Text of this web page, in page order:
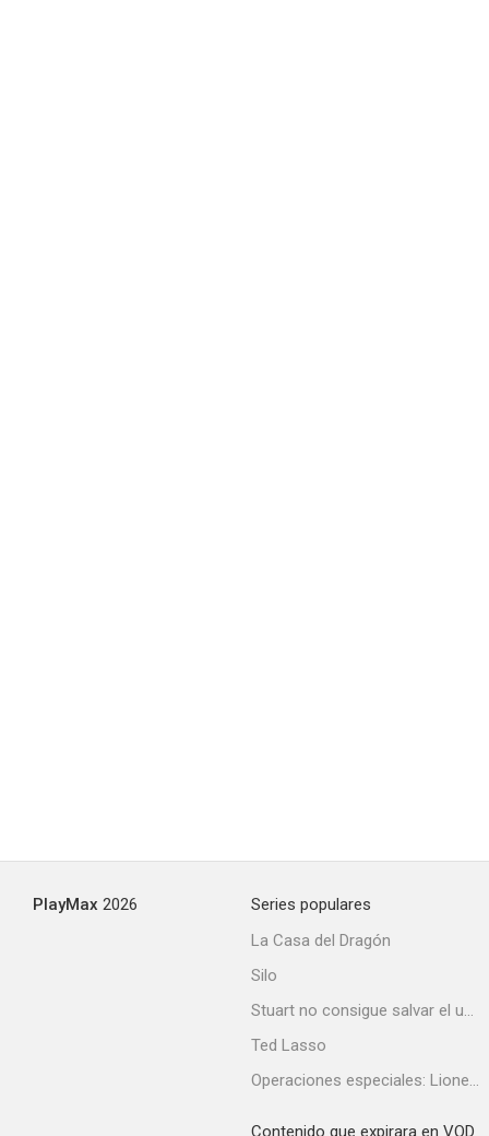
PlayMax 2026
Series populares
La Casa del Dragón
Silo
Stuart no consigue salvar el universo
Ted Lasso
Operaciones especiales: Lioness
Contenido que expirara en VOD